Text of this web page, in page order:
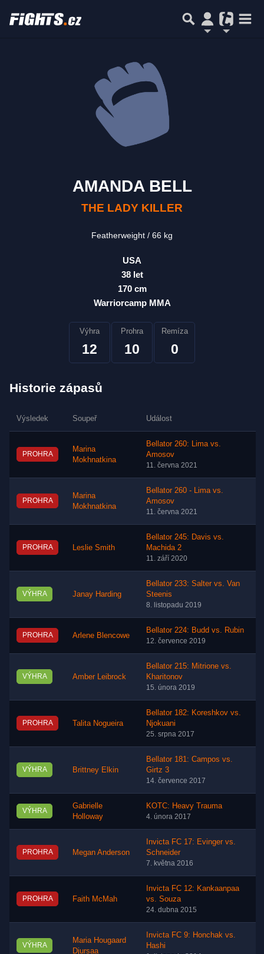
AMANDA BELL
THE LADY KILLER
Featherweight 66 kg
USA
38 let
170 cm
Warriorcamp MMA
Výhra
12
Prohra
10
Remíza
0
Historie zápasů
Výsledek Soupeř Událost
PROHRA
Marina
Mokhnatkina
Bellator 260: Lima vs.
Amosov
11. června 2021
PROHRA
Marina
Mokhnatkina
Bellator 260 - Lima vs.
Amosov
11. června 2021
PROHRA Leslie Smith
Bellator 245: Davis vs.
Machida 2
11. září 2020
VÝHRA Janay Harding
Bellator 233: Salter vs. Van
Steenis
8. listopadu 2019
PROHRA Arlene Blencowe
Bellator 224: Budd vs. Rubin
12. července 2019
VÝHRA Amber Leibrock
Bellator 215: Mitrione vs.
Kharitonov
15. února 2019
PROHRA Talita Nogueira
Bellator 182: Koreshkov vs.
Njokuani
25. srpna 2017
VÝHRA Brittney Elkin
Bellator 181: Campos vs.
Girtz 3
14. července 2017
VÝHRA
Gabrielle
Holloway
KOTC: Heavy Trauma
4. února 2017
PROHRA Megan Anderson
Invicta FC 17: Evinger vs.
Schneider
7. května 2016
PROHRA Faith McMah
Invicta FC 12: Kankaanpaa
vs. Souza
24. dubna 2015
VÝHRA
Maria Hougaard
Djursaa
Invicta FC 9: Honchak vs.
Hashi